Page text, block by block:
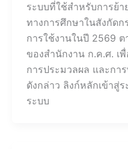
ระบบที่ใช้สำหรับการย้
ทางการศึกษาในสังกัด
การใช้งานในปี 2569
ของสำนักงาน ก.ค.ศ. เพื่
การประมวลผล และกา
ดังกล่าว ลิงก์หลักเข้าสู่
ระบบ